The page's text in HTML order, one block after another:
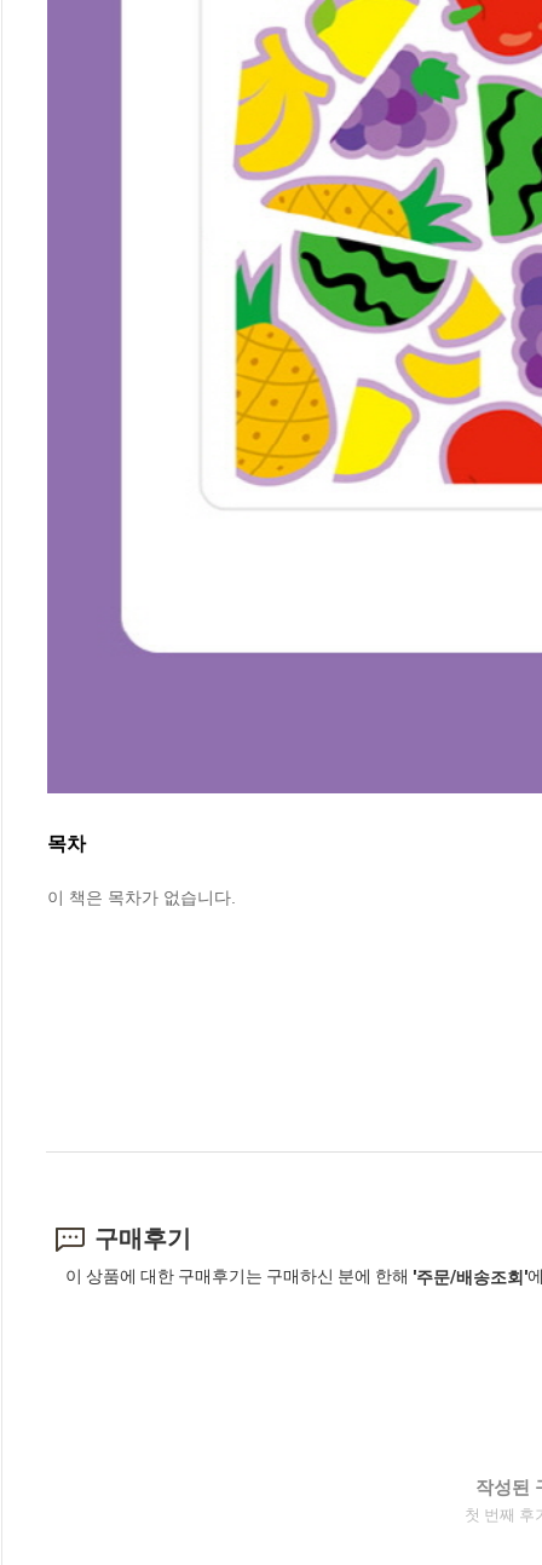
목차
이 책은 목차가 없습니다.
구매후기
이 상품에 대한 구매후기는 구매하신 분에 한해 '주문/배송조회'
작성된
첫 번째 후